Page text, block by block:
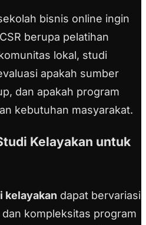
bisnis online ingin
berupa pelatihan
lokal, studi
apakah sumber
dan apakah program
kebutuhan masyarakat.
Kelayakan untuk
kelayakan dapat bervariasi
kompleksitas program